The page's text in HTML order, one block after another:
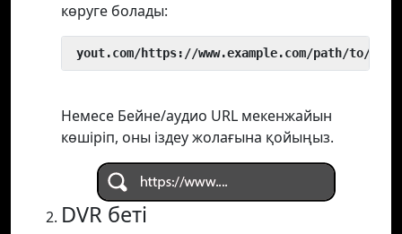
көруге болады:
yout.com/https://www.example.com/path/to/
Немесе Бейне/аудио URL мекенжайын
көшіріп, оны іздеу жолағына қойыңыз.
DVR беті